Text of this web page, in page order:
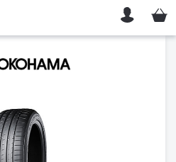
Mein